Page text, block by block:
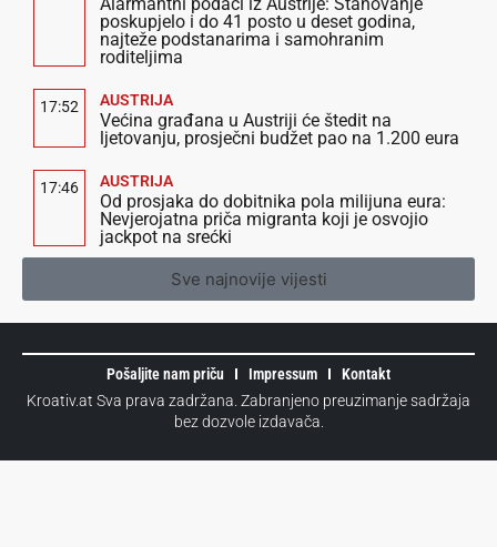
poskupjelo i do 41 posto u deset godina,
najteže podstanarima i samohranim
roditeljima
17:52 AUSTRIJA
Većina građana u Austriji će štedit na
ljetovanju, prosječni budžet pao na 1.200 eura
17:46 AUSTRIJA
Od prosjaka do dobitnika pola milijuna eura:
Nevjerojatna priča migranta koji je osvojio
jackpot na srećki
Sve najnovije vijesti
Pošaljite nam priču Impressum
Kontakt
Kroativ.at Sva prava zadržana. Zabranjeno preuzimanje sadržaja
bez dozvole izdavača.